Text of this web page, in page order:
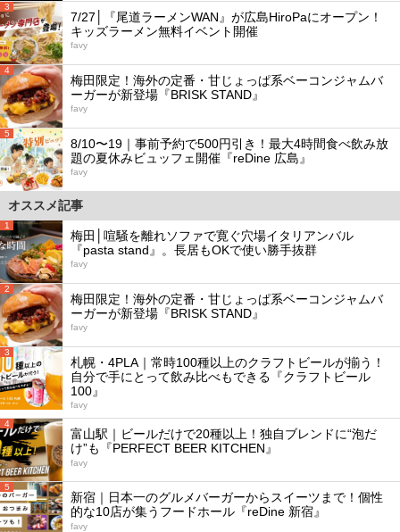
3
7/27│『尾道ラーメンWAN』が広島HiroPaにオープン！
キッズラーメン無料イベント開催
favy
4
梅田限定！海外の定番・甘じょっぱ系ベーコンジャムバ
ーガーが新登場『BRISK STAND』
favy
5
8/10〜19｜事前予約で500円引き！最大4時間食べ飲み放
題の夏休みビュッフェ開催『reDine 広島』
favy
オススメ記事
1
梅田│喧騒を離れソファで寛ぐ穴場イタリアンバル
『pasta stand』。長居もOKで使い勝手抜群
favy
2
梅田限定！海外の定番・甘じょっぱ系ベーコンジャムバ
ーガーが新登場『BRISK STAND』
favy
3
札幌・4PLA｜常時100種以上のクラフトビールが揃う！
自分で手にとって飲み比べもできる『クラフトビール
100』
favy
4
富山駅｜ビールだけで20種以上！独自ブレンドに“泡だ
け”も『PERFECT BEER KITCHEN』
favy
5
新宿｜日本一のグルメバーガーからスイーツまで！個性
的な10店が集うフードホール『reDine 新宿』
favy